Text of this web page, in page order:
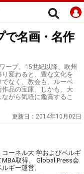
で名画・名作
ープ。15世紀以降、欧州
変わると、豊な文化を
なく、教会も、ルーベ
品の宝庫。しかも、大
がら気軽に鑑賞するこ
更新日： 2014年10月02日
ーネル大 学およびベルギ
取得。 Global Press会
ギー運営。